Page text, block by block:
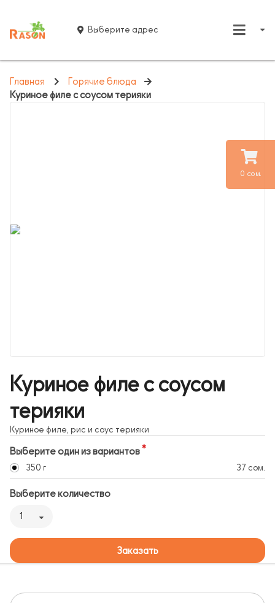
0 сом.
Выберите адрес
Главная
Горячие блюда
Куриное филе с соусом терияки
Куриное филе с соусом
терияки
Куриное филе, рис и соус терияки
Выберите один из вариантов
350 г 37 сом.
Выберите количество
1
Заказать